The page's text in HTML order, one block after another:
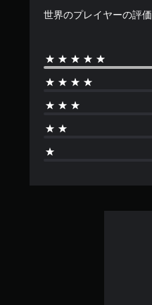
世界のプレイヤーの評価